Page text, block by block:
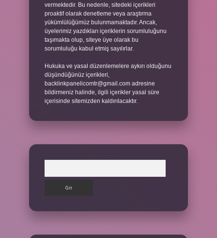
vermektedir. Bu nedenle, sitedeki içerikleri
proaktif olarak denetleme veya araştırma
yükümlülüğümüz bulunmamaktadır. Ancak,
üyelerimiz yazdıkları içeriklerin sorumluluğunu
taşımakta olup, siteye üye olarak bu
sorumluluğu kabul etmiş sayılırlar.
Hukuka ve yasal düzenlemelere aykırı olduğunu
düşündüğünüz içerikleri,
backlinkpanelicomtr@gmail.com adresine
bildirmeniz halinde, ilgili içerikler yasal süre
içerisinde sitemizden kaldırılacaktır.